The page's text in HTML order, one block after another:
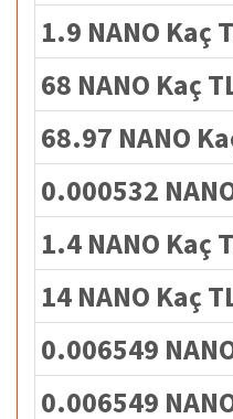
1.9 NANO Kaç
68 NANO Kaç
68.97 NANO
0.000532
1.4 NANO Kaç
14 NANO Kaç
0.006549
0.006549